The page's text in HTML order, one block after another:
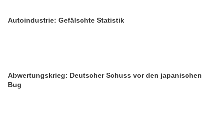
Autoindustrie: Gefälschte Statistik
Abwertungskrieg: Deutscher Schuss vor den japanischen
Bug